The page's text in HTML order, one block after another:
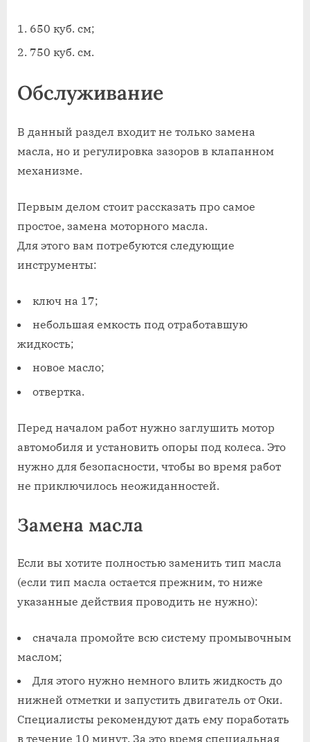
650 куб. см;
750 куб. см.
Обслуживание
В данный раздел входит не только замена
масла, но и регулировка зазоров в клапанном
механизме.
Первым делом стоит рассказать про самое
простое, замена моторного масла.
Для этого вам потребуются следующие
инструменты:
ключ на 17;
небольшая емкость под отработавшую
жидкость;
новое масло;
отвертка.
Перед началом работ нужно заглушить мотор
автомобиля и установить опоры под колеса. Это
нужно для безопасности, чтобы во время работ
не приключилось неожиданностей.
Замена масла
Если вы хотите полностью заменить тип масла
(если тип масла остается прежним, то ниже
указанные действия проводить не нужно):
сначала промойте всю систему промывочным
маслом;
Для этого нужно немного влить жидкость до
нижней отметки и запустить двигатель от Оки.
Специалисты рекомендуют дать ему поработать
в течение 10 минут. За это время специальная